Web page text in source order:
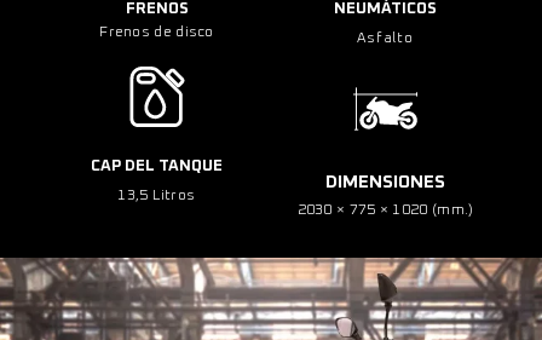
FRENOS
Frenos de disco
CAP DEL TANQUE
13,5 Litros
NEUMÁTICOS
Asfalto
DIMENSIONES
2030 × 775 × 1020 (mm.)